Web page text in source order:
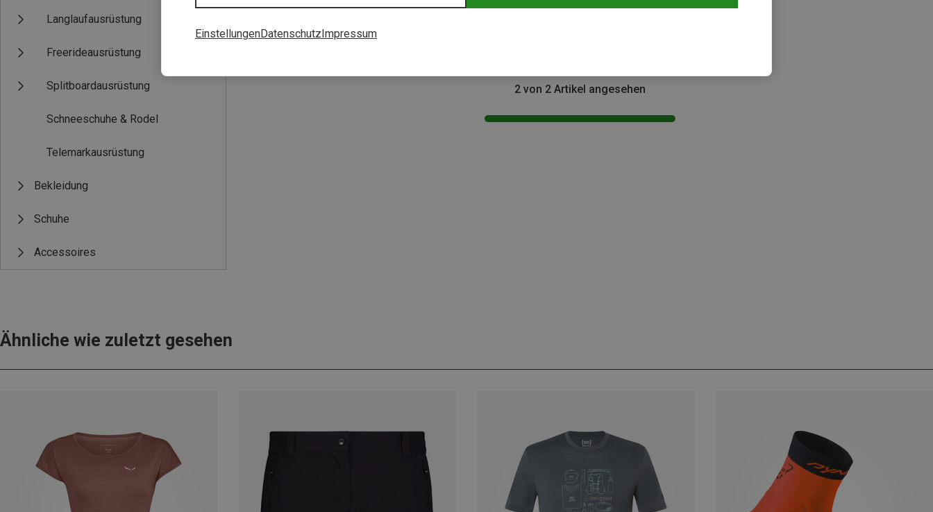
Langlaufausrüstung
Freerideausrüstung
Splitboardausrüstung
Schneeschuhe & Rodel
Telemarkausrüstung
Bekleidung
Schuhe
Accessoires
CMP | Reisetaschen
18,76 €
CMP | Reisetaschen
2 von 2 Artikel angesehen
Ähnliche wie zuletzt gesehen
EinstellungenDatenschutz Impressum